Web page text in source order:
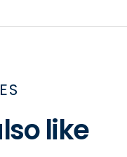
like